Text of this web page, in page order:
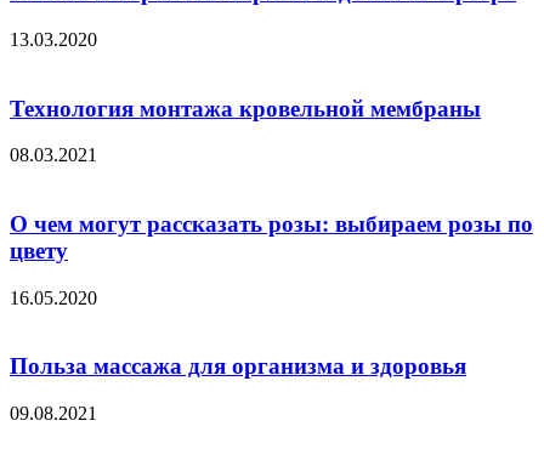
13.03.2020
Технология монтажа кровельной мембраны
08.03.2021
О чем могут рассказать розы: выбираем розы по
цвету
16.05.2020
Польза массажа для организма и здоровья
09.08.2021